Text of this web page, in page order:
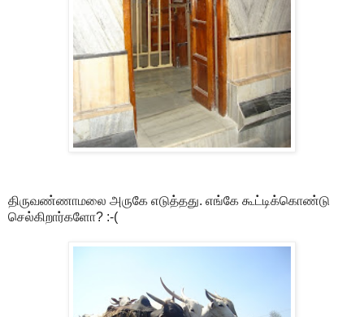
திருவண்ணாமலை அருகே எடுத்தது. எங்கே கூட்டிக்கொண்டு
செல்கிறார்களோ? :-(